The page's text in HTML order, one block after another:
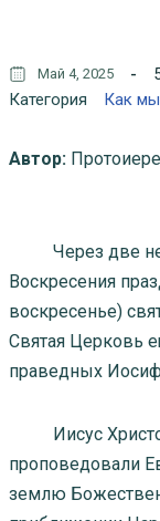
Май 4, 2025
Категория
Как
Автор:
Через две
Воскресения
воскресенье)
Святая Церковь
праведных
Иисус
проповедовали
землю